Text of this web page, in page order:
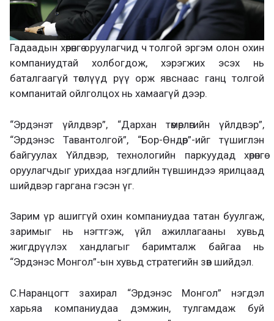
Гадаадын хөрөнгө оруулагчид ч толгой эргэм олон охин
компаниудтай холбогдож, хэрэгжих эсэх нь
баталгаагүй төслүүд рүү орж явснаас ганц толгой
компанитай ойлголцох нь хамаагүй дээр.
“Эрдэнэт үйлдвэр”, “Дархан төмөрлөгийн үйлдвэр”,
“Эрдэнэс Тавантолгой”, “Бор-Өндөр”-ийг түшиглэн
байгуулах Үйлдвэр, технологийн паркуудад хөрөнгө
оруулагчдыг урихдаа нэгдлийн түвшиндээ ярилцаад
шийдвэр гаргана гэсэн үг.
Зарим үр ашиггүй охин компаниудаа татан буулгаж,
заримыг нь нэгтгэж, үйл ажиллагааны хувьд
жигдрүүлэх хандлагыг баримталж байгаа нь
“Эрдэнэс Монгол”-ын хувьд стратегийн зөв шийдэл.
С.Наранцогт захирал “Эрдэнэс Монгол” нэгдэл
харьяа компаниудаа дэмжин, тулгамдаж буй